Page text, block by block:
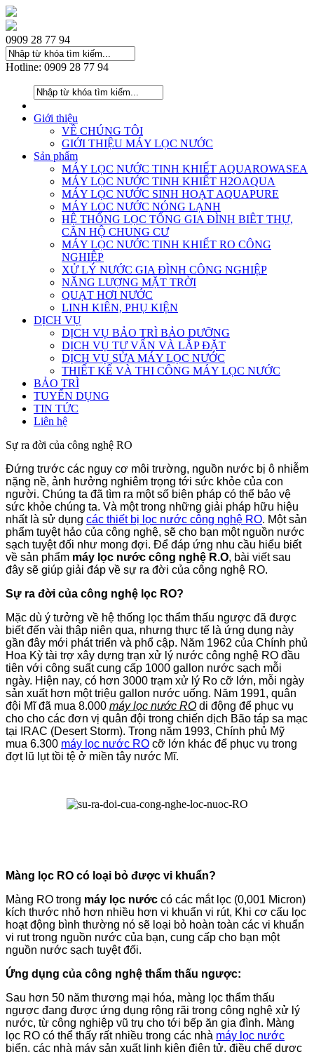
0909 28 77 94
Hotline: 0909 28 77 94
Giới thiệu
VỀ CHÚNG TÔI
GIỚI THIỆU MÁY LỌC NƯỚC
Sản phẩm
MÁY LỌC NƯỚC TINH KHIẾT AQUAROWASEA
MÁY LỌC NƯỚC TINH KHIẾT H2OAQUA
MÁY LỌC NƯỚC SINH HOẠT AQUAPURE
MÁY LOC NƯỚC NÓNG LẠNH
HỆ THỐNG LỌC TỔNG GIA ĐÌNH BIÊT THỰ,
CĂN HỘ CHUNG CƯ
MÁY LỌC NƯỚC TINH KHIẾT RO CÔNG
NGHIỆP
XỬ LÝ NƯỚC GIA ĐÌNH CÔNG NGHIỆP
NĂNG LƯỢNG MẶT TRỜI
QUẠT HƠI NƯỚC
LINH KIÊN, PHỤ KIỆN
DỊCH VỤ
DỊCH VỤ BẢO TRÌ BẢO DƯỠNG
DỊCH VỤ TƯ VẤN VÀ LẮP ĐẶT
DỊCH VỤ SỬA MÁY LỌC NƯỚC
THIẾT KẾ VÀ THI CÔNG MÁY LỌC NƯỚC
BẢO TRÌ
TUYỂN DỤNG
TIN TỨC
Liên hệ
Sự ra đời của công nghệ RO
Đứng trước các nguy cơ môi trường, nguồn nước bị ô nhiễm
nặng nề, ảnh hưởng nghiêm trọng tới sức khỏe của con
người. Chúng ta đã tìm ra một số biện pháp có thể bảo vệ
sức khỏe chúng ta. Và một trong những giải pháp hữu hiệu
nhất là sử dụng các thiết bị lọc nước công nghệ RO. Một sản
phẩm tuyệt hảo của công nghệ, sẽ cho bạn một nguồn nước
sạch tuyệt đối như mong đợi. Để đáp ứng nhu cầu hiểu biết
về sản phẩm máy lọc nước công nghệ R.O, bài viết sau
đây sẽ giúp giải đáp về sự ra đời của công nghệ RO.
Sự ra đời của công nghệ lọc RO?
Mặc dù ý tưởng về hệ thống lọc thẩm thấu ngược đã được
biết đến vài thập niên qua, nhưng thực tế là ứng dụng này
gần đây mới phát triển và phổ cập. Năm 1962 của Chính phủ
Hoa Kỳ tài trợ xây dựng trạn xử lý nước công nghệ RO đầu
tiên với công suất cung cấp 1000 gallon nước sạch mỗi
ngày. Hiện nay, có hơn 3000 trạm xử lý Ro cỡ lớn, mỗi ngày
sản xuất hơn một triệu gallon nước uống. Năm 1991, quân
đội Mĩ đã mua 8.000 máy lọc nước RO di động để phục vụ
cho cho các đơn vị quân đội trong chiến dịch Bão táp sa mạc
tại IRAC (Desert Storm). Trong năm 1993, Chính phủ Mỹ
mua 6.300 máy lọc nước RO cỡ lớn khác để phục vụ trong
đợt lũ lụt tồi tệ ở miền tây nước Mĩ.
Màng lọc RO có loại bỏ được vi khuẩn?
Màng RO trong máy lọc nước có các mắt lọc (0,001 Micron)
kích thước nhỏ hơn nhiều hơn vi khuẩn vi rút, Khi cơ cấu lọc
hoạt động bình thường nó sẽ loại bỏ hoàn toàn các vi khuẩn
vi rut trong nguồn nước của bạn, cung cấp cho bạn một
nguồn nước sạch tuyệt đối.
Ứng dụng của công nghệ thẩm thấu ngược:
Sau hơn 50 năm thương mại hóa, màng lọc thẩm thấu
ngược đang được ứng dụng rộng rãi trong công nghệ xử lý
nước, từ công nghiệp vũ trụ cho tới bếp ăn gia đình. Màng
lọc RO có thể thấy rất nhiều trong các nhà máy lọc nước
biển, các nhà máy sản xuất linh kiện điện tử, điều chế dược